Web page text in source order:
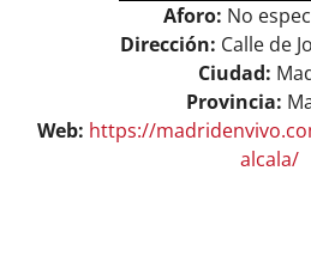
Aforo: No
Dirección: Calle de
Ciudad:
Provincia:
Web: https://
alcala/